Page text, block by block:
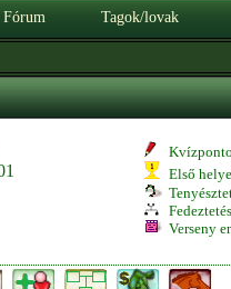
Fórum Tagok/lovak
Első
Verseny